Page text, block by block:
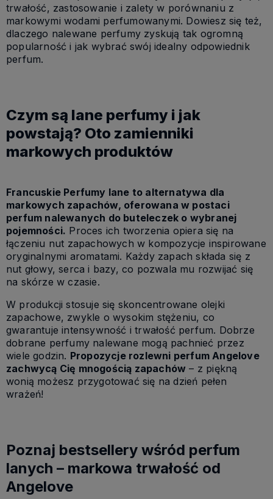
trwałość, zastosowanie i zalety w porównaniu z
markowymi wodami perfumowanymi. Dowiesz się też,
dlaczego nalewane perfumy zyskują tak ogromną
popularność i jak wybrać swój idealny odpowiednik
perfum.
Czym są lane perfumy i jak
powstają? Oto zamienniki
markowych produktów
Francuskie Perfumy lane to alternatywa dla
markowych zapachów, oferowana w postaci
perfum nalewanych do buteleczek o wybranej
pojemności. Proces ich tworzenia opiera się na
łączeniu nut zapachowych w kompozycje inspirowane
oryginalnymi aromatami. Każdy zapach składa się z
nut głowy, serca i bazy, co pozwala mu rozwijać się
na skórze w czasie.
W produkcji stosuje się skoncentrowane olejki
zapachowe, zwykle o wysokim stężeniu, co
gwarantuje intensywność i trwałość perfum. Dobrze
dobrane perfumy nalewane mogą pachnieć przez
wiele godzin. Propozycje rozlewni perfum Angelove
zachwycą Cię mnogością zapachów – z piękną
wonią możesz przygotować się na dzień pełen
wrażeń!
Poznaj bestsellery wśród perfum
lanych – markowa trwałość od
Angelove